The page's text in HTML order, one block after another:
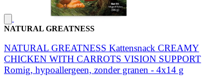
NATURAL GREATNESS
NATURAL GREATNESS Kattensnack CREAMY
CHICKEN WITH CARROTS VISION SUPPORT
Romig, hypoallergeen, zonder granen - 4x14 g